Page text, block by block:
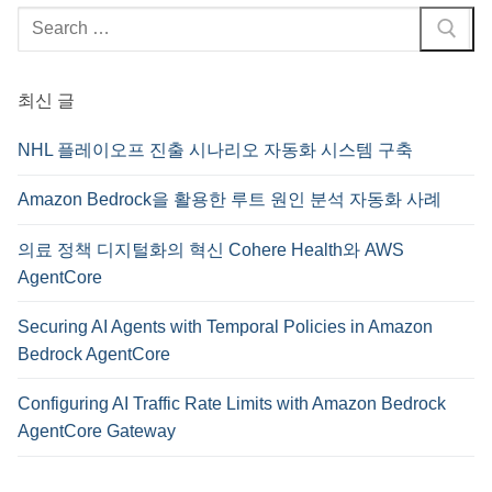
검
색
최신 글
NHL 플레이오프 진출 시나리오 자동화 시스템 구축
Amazon Bedrock을 활용한 루트 원인 분석 자동화 사례
의료 정책 디지털화의 혁신 Cohere Health와 AWS
AgentCore
Securing AI Agents with Temporal Policies in Amazon
Bedrock AgentCore
Configuring AI Traffic Rate Limits with Amazon Bedrock
AgentCore Gateway